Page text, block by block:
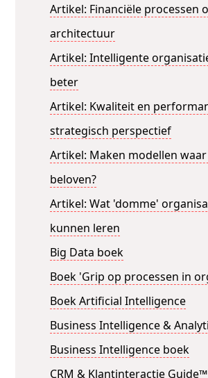
Artikel: Financiële processen
architectuur
Artikel: Intelligente
beter
Artikel: Kwaliteit en
strategisch perspectief
Artikel: Maken modellen
beloven?
Artikel: Wat 'domme'
kunnen leren
Big Data boek
Boek 'Grip op processen in
Boek Artificial Intelligence
Business Intelligence &
Business Intelligence boek
CRM & Klantinteractie